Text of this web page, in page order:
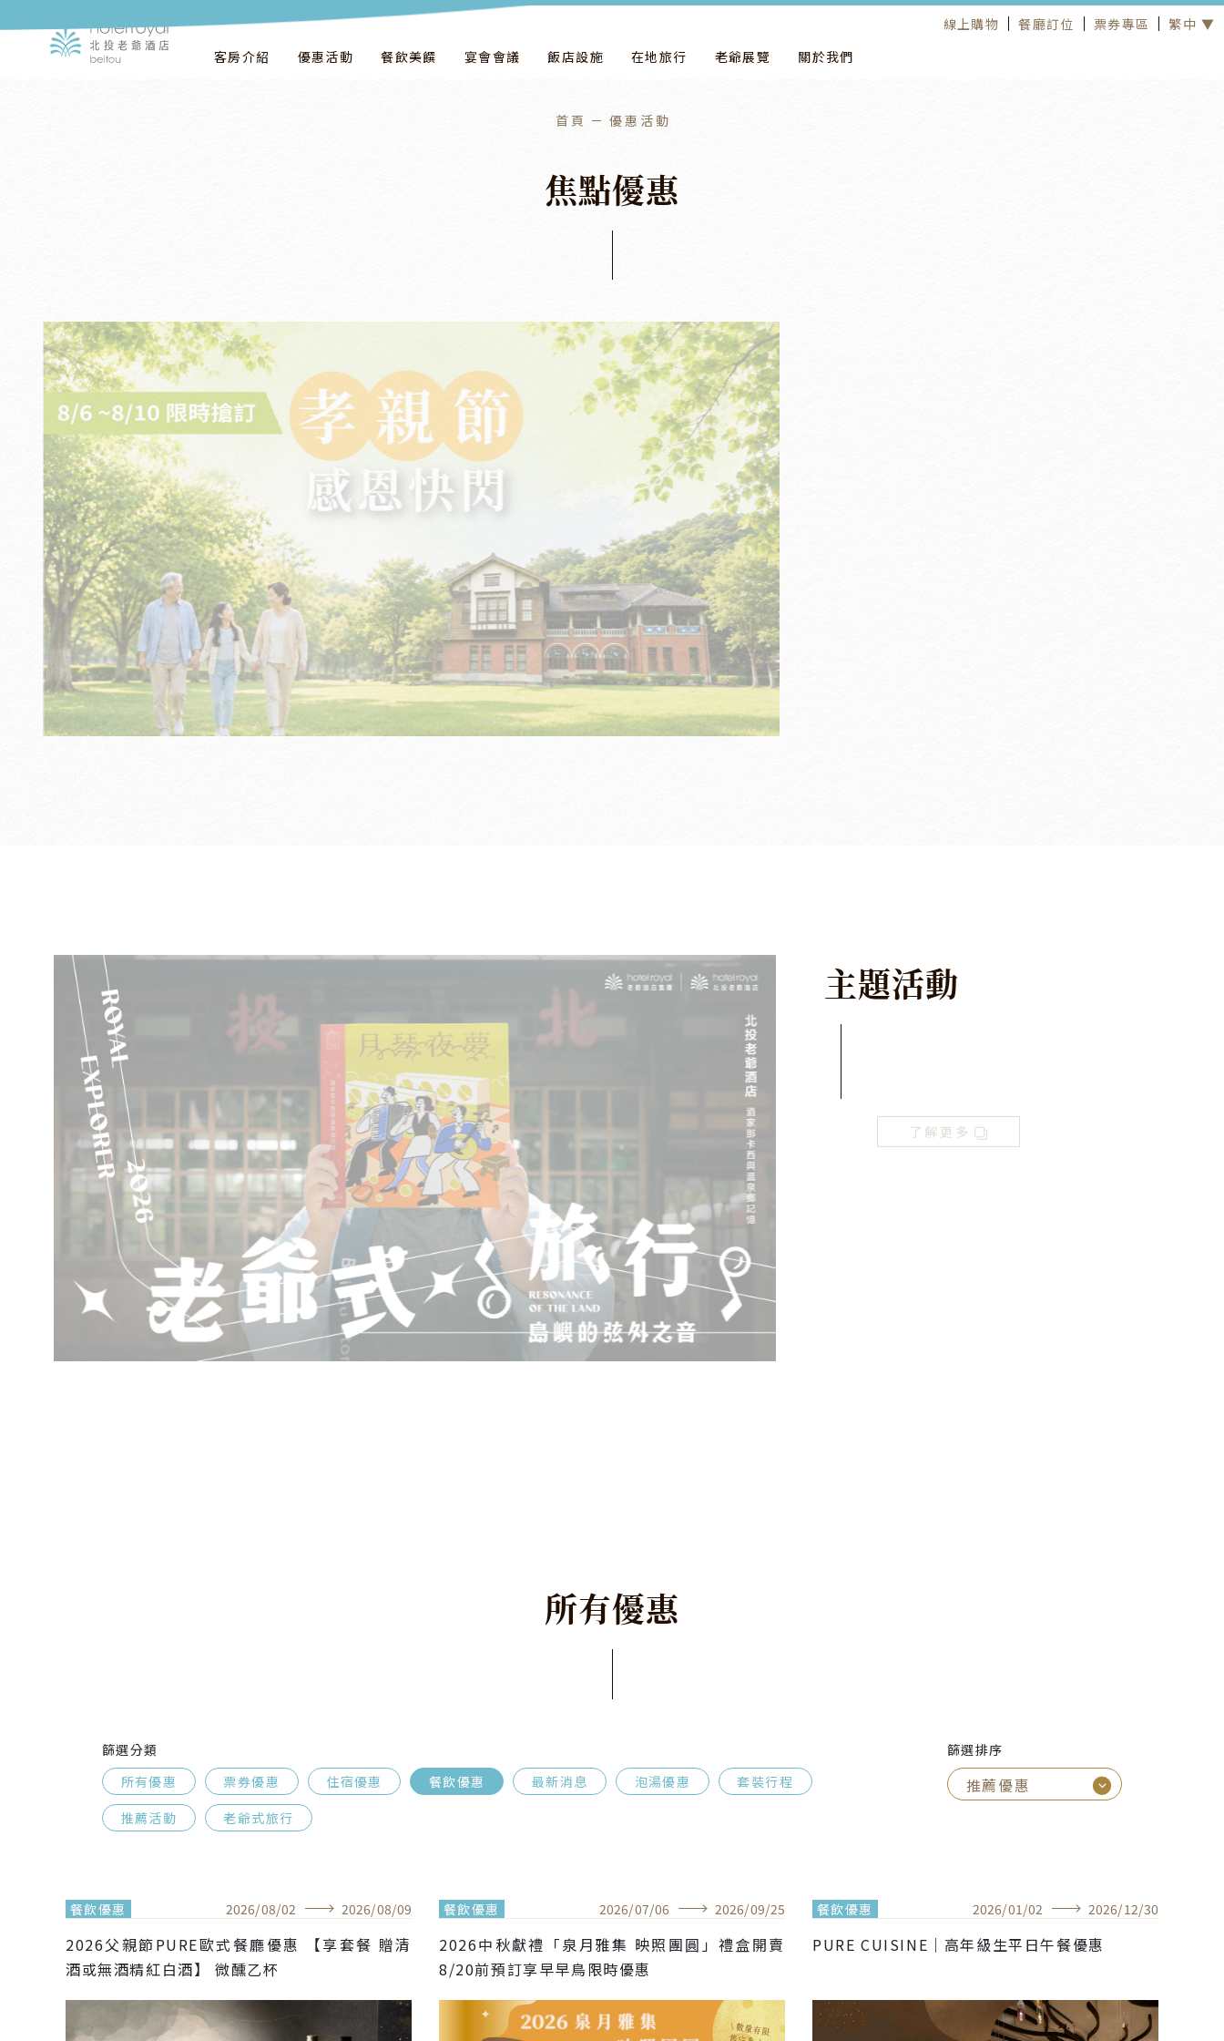
客房介紹 優惠活動 餐飲美饌 宴會會議 飯店設施 在地旅行 老爺展覽 關於我們
線上購物 餐廳訂位 票券專區 繁中 ▼
首頁 優惠活動
焦點優惠
主題活動
了解更多
所有優惠
篩選分類
所有優惠
票券優惠 住宿優惠 餐飲優惠 最新消息 泡湯優惠
套裝行程
推薦活動
老爺式旅行
篩選排序
餐飲優惠 2026/08/02 2026/08/09
2026父親節PURE歐式餐廳優惠 【享套餐 贈清
酒或無酒精紅白酒】 微醺乙杯
餐飲優惠 2026/07/06 2026/09/25
2026中秋獻禮「泉月雅集 映照團圓」禮盒開賣
8/20前預訂享早早鳥限時優惠
餐飲優惠 2026/01/02 2026/12/30
PURE CUISINE｜高年級生平日午餐優惠